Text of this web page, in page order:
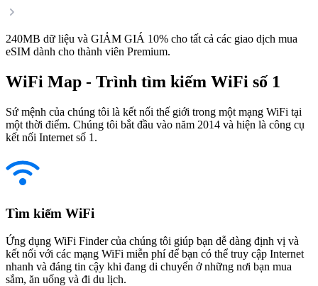
240MB dữ liệu và GIẢM GIÁ 10% cho tất cả các giao dịch mua
eSIM dành cho thành viên Premium.
WiFi Map - Trình tìm kiếm WiFi số 1
Sứ mệnh của chúng tôi là kết nối thế giới trong một mạng WiFi tại
một thời điểm. Chúng tôi bắt đầu vào năm 2014 và hiện là công cụ
kết nối Internet số 1.
Tìm kiếm WiFi
Ứng dụng WiFi Finder của chúng tôi giúp bạn dễ dàng định vị và
kết nối với các mạng WiFi miễn phí để bạn có thể truy cập Internet
nhanh và đáng tin cậy khi đang di chuyển ở những nơi bạn mua
sắm, ăn uống và đi du lịch.